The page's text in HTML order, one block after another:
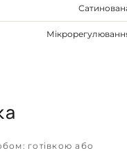
готівкою або